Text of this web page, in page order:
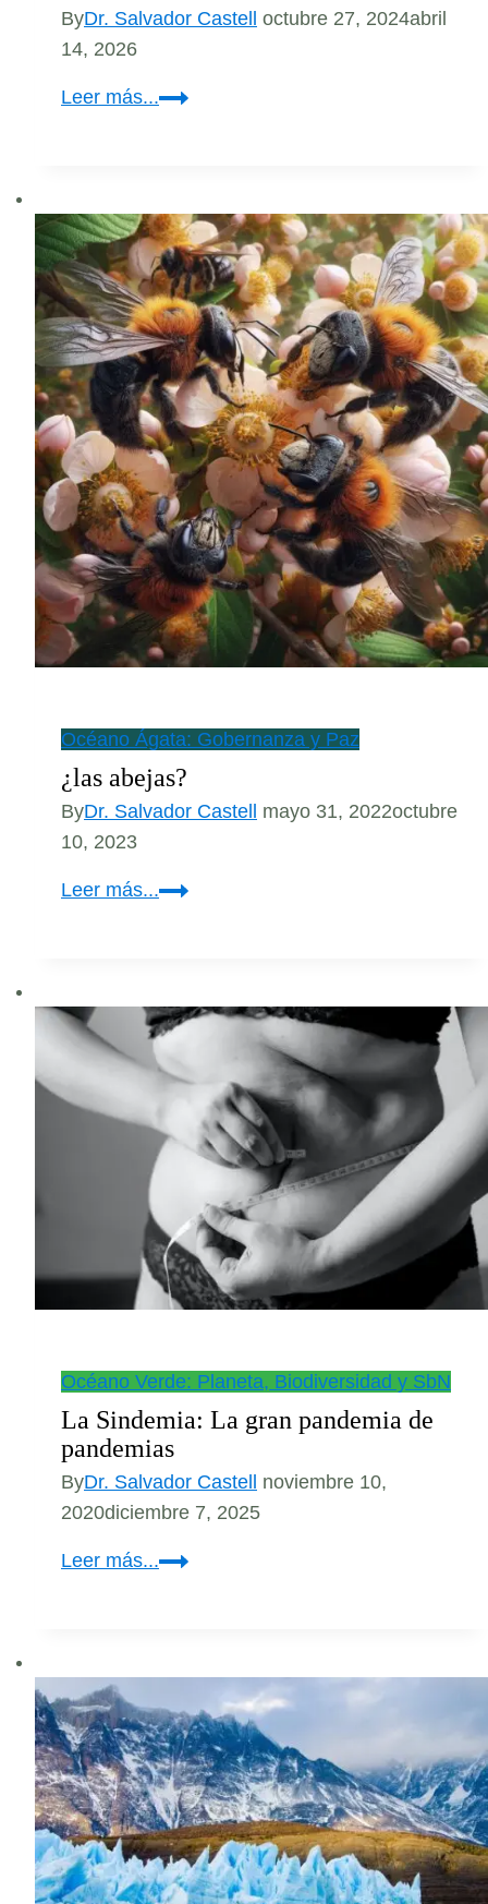
ByDr. Salvador Castell octubre 27, 2024abril
14, 2026
Leer más...El
importancia
y
funcionamiento
Océano Ágata: Gobernanza y Paz
¿las abejas?
ByDr. Salvador Castell mayo 31, 2022octubre
10, 2023
Leer más...¿las
Océano Verde: Planeta, Biodiversidad y SbN
La Sindemia: La gran pandemia de
pandemias
ByDr. Salvador Castell noviembre 10,
2020diciembre 7, 2025
Leer más...La
pandemia
de
pandemias